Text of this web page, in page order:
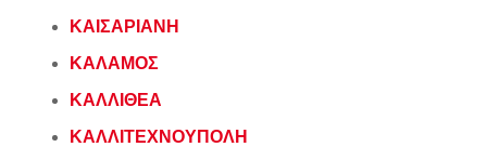
ΚΑΙΣΑΡΙΑΝΗ
ΚΑΛΑΜΟΣ
ΚΑΛΛΙΘΕΑ
ΚΑΛΛΙΤΕΧΝΟΥΠΟΛΗ